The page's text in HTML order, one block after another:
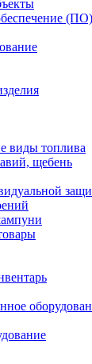
(ПО)
виды топлива
щебень